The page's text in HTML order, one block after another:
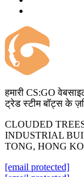
हमारी CS:GO
ट्रेड स्टीम बॉट्स के
CLOUDED
INDUSTRIAL
TONG, HONG
[email protected]